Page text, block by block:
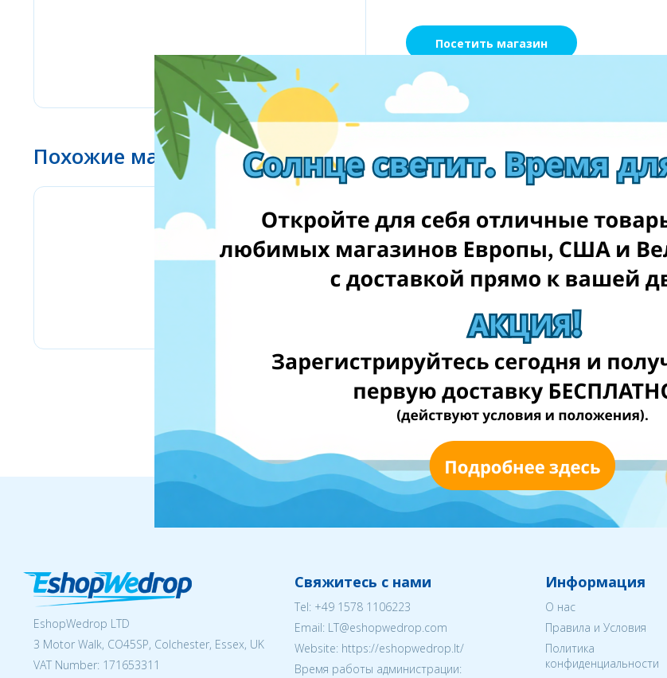
Посетить магазин
Похожие магазины
EshopWedrop LTD
3 Motor Walk, CO45SP, Colchester, Essex, UK
VAT Number: 171653311
Свяжитесь с нами
Tel: +49 1578 1106223
Email: LT@eshopwedrop.com
Website: https://eshopwedrop.lt/
Время работы администрации:
Информация
О нас
Правила и Условия
Политика
конфиденциальности